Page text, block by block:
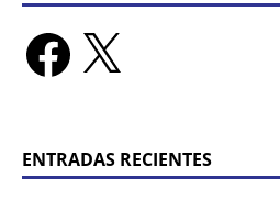
ENTRADAS RECIENTES